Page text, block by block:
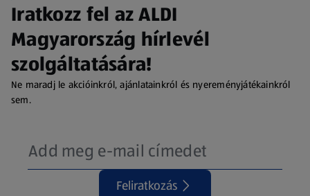
Iratkozz fel az ALDI
Magyarország hírlevél
szolgáltatására!
Ne maradj le akcióinkról, ajánlatainkról és nyereményjátékainkról
sem.
Feliratkozás